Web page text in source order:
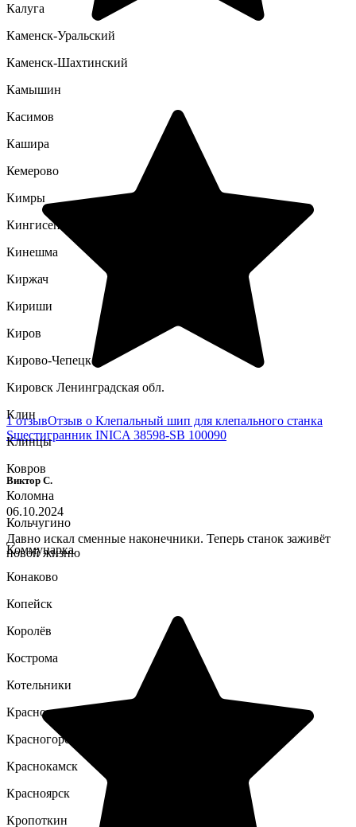
1 отзывОтзыв о Клепальный шип для клепального станка
Sшестигранник INICA 38598-SB 100090
Виктор С.
06.10.2024
Давно искал сменные наконечники. Теперь станок заживёт
новой жизню
Калуга
Каменск-Уральский
Каменск-Шахтинский
Камышин
Касимов
Кашира
Кемерово
Кимры
Кингисепп
Кинешма
Киржач
Кириши
Киров
Кирово-Чепецк
Кировск Ленинградская обл.
Клин
Клинцы
Ковров
Коломна
Кольчугино
Коммунарка
Конаково
Копейск
Королёв
Кострома
Котельники
Красноармейск
Красногорск
Краснокамск
Красноярск
Кропоткин